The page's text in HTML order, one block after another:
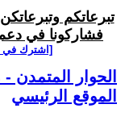
تبرعاتكم
فشاركونا في دعم
[اشترك في
الحوار المتمدن -
الموقع الرئيسي